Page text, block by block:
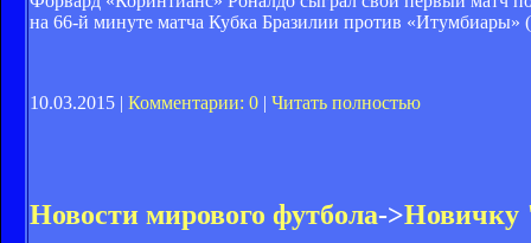
на 66-й минуте матча Кубка Бразилии против «Итумбиары»
10.03.2015 | Комментарии: 0 | Читать полностью
Новости мирового футбола->Новичку